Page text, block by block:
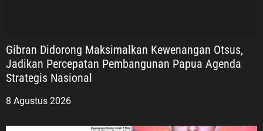
Gibran Didorong Maksimalkan Kewenangan Otsus,
Jadikan Percepatan Pembangunan Papua Agenda
Strategis Nasional
8 Agustus 2026